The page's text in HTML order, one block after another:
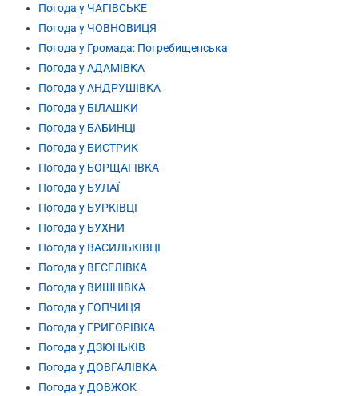
Погода у ЧАГІВСЬКЕ
Погода у ЧОВНОВИЦЯ
Погода у Громада: Погребищенська
Погода у АДАМІВКА
Погода у АНДРУШІВКА
Погода у БІЛАШКИ
Погода у БАБИНЦІ
Погода у БИСТРИК
Погода у БОРЩАГІВКА
Погода у БУЛАЇ
Погода у БУРКІВЦІ
Погода у БУХНИ
Погода у ВАСИЛЬКІВЦІ
Погода у ВЕСЕЛІВКА
Погода у ВИШНІВКА
Погода у ГОПЧИЦЯ
Погода у ГРИГОРІВКА
Погода у ДЗЮНЬКІВ
Погода у ДОВГАЛІВКА
Погода у ДОВЖОК